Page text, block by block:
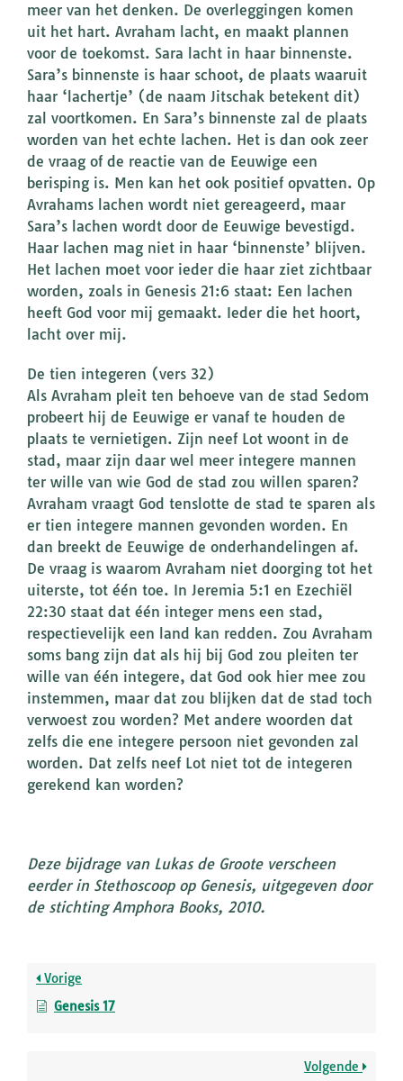
meer van het denken. De overleggingen komen
uit het hart. Avraham lacht, en maakt plannen
voor de toekomst. Sara lacht in haar binnenste.
Sara’s binnenste is haar schoot, de plaats waaruit
haar ‘lachertje’ (de naam Jitschak betekent dit)
zal voortkomen. En Sara’s binnenste zal de plaats
worden van het echte lachen. Het is dan ook zeer
de vraag of de reactie van de Eeuwige een
berisping is. Men kan het ook positief opvatten. Op
Avrahams lachen wordt niet gereageerd, maar
Sara’s lachen wordt door de Eeuwige bevestigd.
Haar lachen mag niet in haar ‘binnenste’ blijven.
Het lachen moet voor ieder die haar ziet zichtbaar
worden, zoals in Genesis 21:6 staat: Een lachen
heeft God voor mij gemaakt. Ieder die het hoort,
lacht over mij.
De tien integeren (vers 32)
Als Avraham pleit ten behoeve van de stad Sedom
probeert hij de Eeuwige er vanaf te houden de
plaats te vernietigen. Zijn neef Lot woont in de
stad, maar zijn daar wel meer integere mannen
ter wille van wie God de stad zou willen sparen?
Avraham vraagt God tenslotte de stad te sparen als
er tien integere mannen gevonden worden. En
dan breekt de Eeuwige de onderhandelingen af.
De vraag is waarom Avraham niet doorging tot het
uiterste, tot één toe. In Jeremia 5:1 en Ezechiël
22:30 staat dat één integer mens een stad,
respectievelijk een land kan redden. Zou Avraham
soms bang zijn dat als hij bij God zou pleiten ter
wille van één integere, dat God ook hier mee zou
instemmen, maar dat zou blijken dat de stad toch
verwoest zou worden? Met andere woorden dat
zelfs die ene integere persoon niet gevonden zal
worden. Dat zelfs neef Lot niet tot de integeren
gerekend kan worden?
Deze bijdrage van Lukas de Groote verscheen
eerder in Stethoscoop op Genesis, uitgegeven door
de stichting Amphora Books, 2010.
Vorige
Genesis 17
Volgende